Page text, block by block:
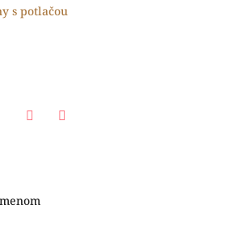
s potlačou